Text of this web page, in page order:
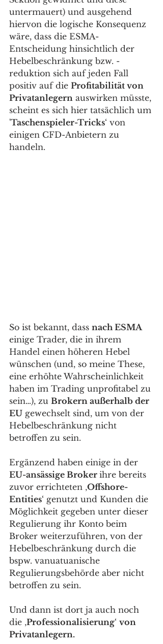
untermauert) und ausgehend
hiervon die logische Konsequenz
wäre, dass die ESMA-
Entscheidung hinsichtlich der
Hebelbeschränkung bzw. -
reduktion sich auf jeden Fall
positiv auf die Profitabilität von
Privatanlegern auswirken müsste,
scheint es sich hier tatsächlich um
'Taschenspieler-Tricks‘ von
einigen CFD-Anbietern zu
handeln.
So ist bekannt, dass nach ESMA
einige Trader, die in ihrem
Handel einen höheren Hebel
wünschen (und, so meine These,
eine erhöhte Wahrscheinlichkeit
haben im Trading unprofitabel zu
sein…), zu Brokern außerhalb der
EU gewechselt sind, um von der
Hebelbeschränkung nicht
betroffen zu sein.
Ergänzend haben einige in der
EU-ansässige Broker ihre bereits
zuvor errichteten ‚Offshore-
Entities‘ genutzt und Kunden die
Möglichkeit gegeben unter dieser
Regulierung ihr Konto beim
Broker weiterzuführen, von der
Hebelbeschränkung durch die
bspw. vanuatuanische
Regulierungsbehörde aber nicht
betroffen zu sein.
Und dann ist dort ja auch noch
die ‚Professionalisierung‘ von
Privatanlegern.